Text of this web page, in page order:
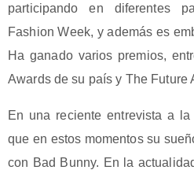
participando en diferentes
Fashion Week, y además es
Ha ganado varios premios,
Awards de su país y The Future
En una reciente entrevista a
que en estos momentos su
con Bad Bunny. En la